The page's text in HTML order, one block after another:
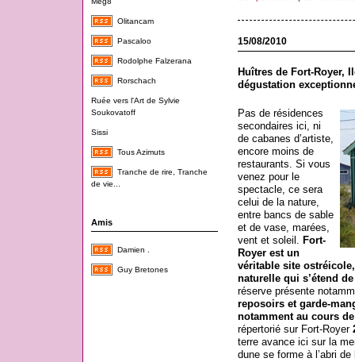
Olitancam
Pascaloo
Rodolphe Falzerana
Rorschach
Ruée vers l'Art de Sylvie
Soukovatoff
Sissi
Tous Azimuts
Tranche de rire, Tranche
de vie...
Amis
Damien .
Guy Bretones
15/08/2010
Huîtres de Fort-Royer,
dégustation
Pas de résidences
secondaires ici, ni
de cabanes d’artiste,
encore moins de
restaurants. Si vous
venez pour le
spectacle, ce sera
celui de la nature,
entre bancs de sable
et de vase, marées,
vent et soleil. Fort-
Royer est un
véritable site
naturelle qui s’étend
réserve présente
reposoirs et garde-
notamment au cours
répertorié sur Fort-Royer
terre avance ici sur la
dune se forme à l’abri